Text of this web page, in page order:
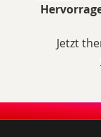
Jetzt